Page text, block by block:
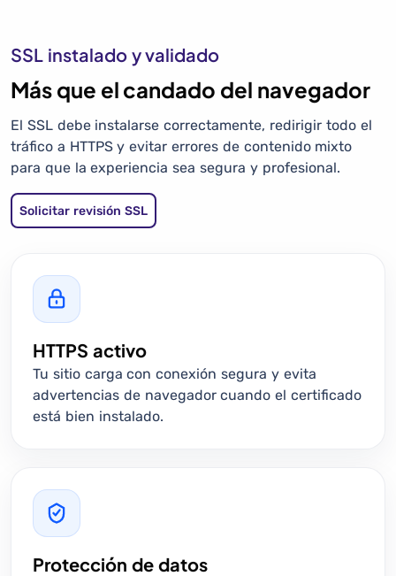
SSL instalado y validado
Más que el candado del navegador
El SSL debe instalarse correctamente, redirigir todo el
tráfico a HTTPS y evitar errores de contenido mixto
para que la experiencia sea segura y profesional.
Solicitar revisión SSL
HTTPS activo
Tu sitio carga con conexión segura y evita
advertencias de navegador cuando el certificado
está bien instalado.
Protección de datos